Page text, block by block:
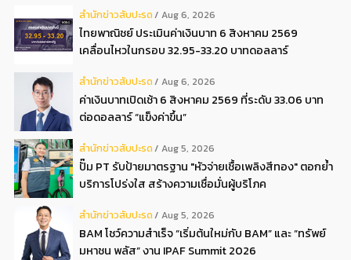
สํานักข่าวสับปะรด Aug 6, 2026
ไทยพาณิชย์ ประเมินค่าเงินบาท 6 สิงหาคม 2569
เคลื่อนไหวในกรอบ 32.95-33.20 บาทดอลลาร์
สํานักข่าวสับปะรด Aug 6, 2026
ค่าเงินบาทเปิดเช้า 6 สิงหาคม 2569 ที่ระดับ 33.06 บาท
ต่อดอลลาร์ “แข็งค่าขึ้น”
สํานักข่าวสับปะรด Aug 5, 2026
ปั๊ม PT รับป้ายมาตรฐาน "หัวจ่ายเชื้อเพลิงสีทอง" ตอกย้ำ
บริการโปร่งใส สร้างความเชื่อมั่นผู้บริโภค
สํานักข่าวสับปะรด Aug 5, 2026
BAM โชว์ความสำเร็จ “เริ่มต้นใหม่กับ BAM” และ “ทรัพย์
มหาชน พลัส” งาน IPAF Summit 2026